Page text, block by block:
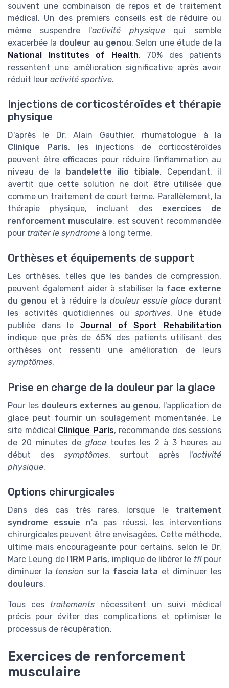
souvent une combinaison de repos et de traitement
médical. Un des premiers conseils est de réduire ou
même suspendre l'activité physiquequi semble
exacerbée la douleur au genou. Selon une étude de la
National Institutes of Health, 70% des patients
ressentent une amélioration significative après avoir
réduit leur activité sportive.
Injections de corticostéroïdes et thérapie
physique
D'après le Dr. Alain Gauthier, rhumatologue à la
Clinique Paris, les injections de corticostéroïdes
peuvent être efficaces pour réduire l'inflammation au
niveau de la bandelette ilio tibiale. Cependant, il
avertit que cette solution ne doit être utilisée que
comme un traitement de court terme. Parallèlement, la
thérapie physique, incluant des exercices de
renforcement musculaire, est souvent recommandée
pour traiter le syndrome à long terme.
Orthèses et équipements de support
Les orthèses, telles que les bandes de compression,
peuvent également aider à stabiliser la face externe
du genou et à réduire ladouleur essuie glacedurant
les activités quotidiennes ou sportives. Une étude
publiée dans le Journal of Sport Rehabilitation
indique que près de 65% des patients utilisant des
orthèses ont ressenti une amélioration de leurs
symptômes.
Prise en charge de la douleur par la glace
Pour les douleurs externes au genou, l'application de
glace peut fournir un soulagement momentanée. Le
site médical Clinique Paris, recommande des sessions
de 20 minutes de glacetoutes les 2 à 3 heures au
début des symptômes, surtout après l'activité
physique.
Options chirurgicales
Dans des cas très rares, lorsque le traitement
syndrome essuie n'a pas réussi, les interventions
chirurgicales peuvent être envisagées. Cette méthode,
ultime mais encourageante pour certains, selon le Dr.
Marc Leung de l'IRM Paris, implique de libérer le tflpour
diminuer la tension sur la fascia lata et diminuer les
douleurs.
Tous ces traitements nécessitent un suivi médical
précis pour éviter des complications et optimiser le
processus de récupération.
Exercices de renforcement
musculaire